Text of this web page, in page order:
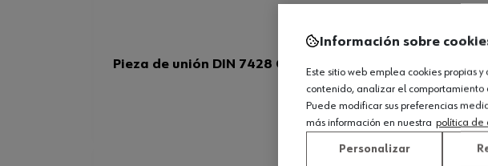
Pieza de unión DIN 7428 C 6.3 (1/4)
Información sobre
Este sitio web emplea cookies propias
contenido, analizar el comportamiento
Puede modificar sus preferencias
más información en nuestra política de
Personalizar